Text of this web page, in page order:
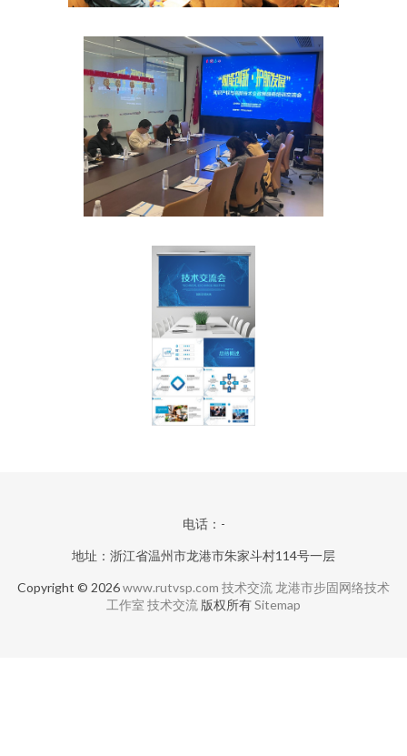
电话：-
地址：浙江省温州市龙港市朱家斗村114号一层
Copyright © 2026www.rutvsp.com 技术交流龙港市步固网络技术
工作室 技术交流 版权所有Sitemap